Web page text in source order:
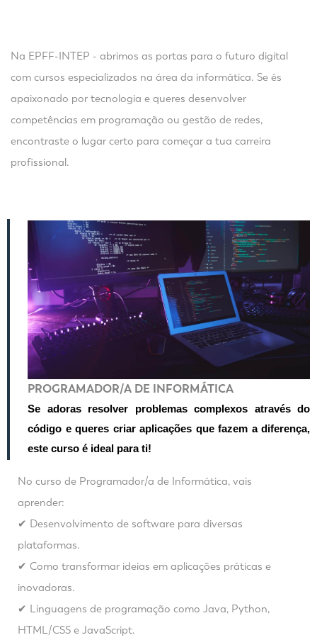
Na EPFF-INTEP - abrimos as portas para o futuro digital
com cursos especializados na área da informática. Se és
apaixonado por tecnologia e queres desenvolver
competências em programação ou gestão de redes,
encontraste o lugar certo para começar a tua carreira
profissional.
PROGRAMADOR/A DE INFORMÁTICA
Se adoras resolver problemas complexos através do
código e queres criar aplicações que fazem a diferença,
este curso é ideal para ti!
No curso de Programador/a de Informática, vais
aprender:
✔ Desenvolvimento de software para diversas
plataformas.
✔ Como transformar ideias em aplicações práticas e
inovadoras.
✔ Linguagens de programação como Java, Python,
HTML/CSS e JavaScript.